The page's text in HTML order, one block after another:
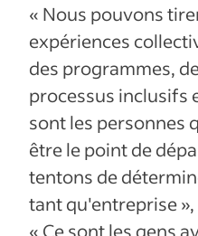
« Nous pouvons
expériences
des programmes,
processus inclusifs
sont les personnes
être le point de
tentons de
tant qu'entreprise
« Ce sont les gens